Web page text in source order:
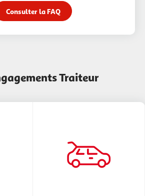
Consulter la FAQ
Traiteur